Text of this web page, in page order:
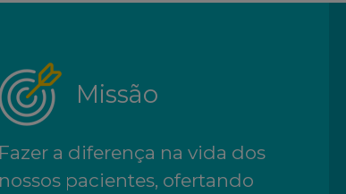
Missão
Fazer a diferença na vida dos
nossos pacientes, ofertando